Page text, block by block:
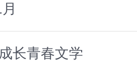
长青春文学